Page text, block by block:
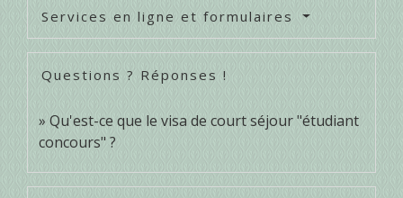
Services en ligne et formulaires
Questions ? Réponses !
Qu'est-ce que le visa de court séjour "étudiant
concours" ?